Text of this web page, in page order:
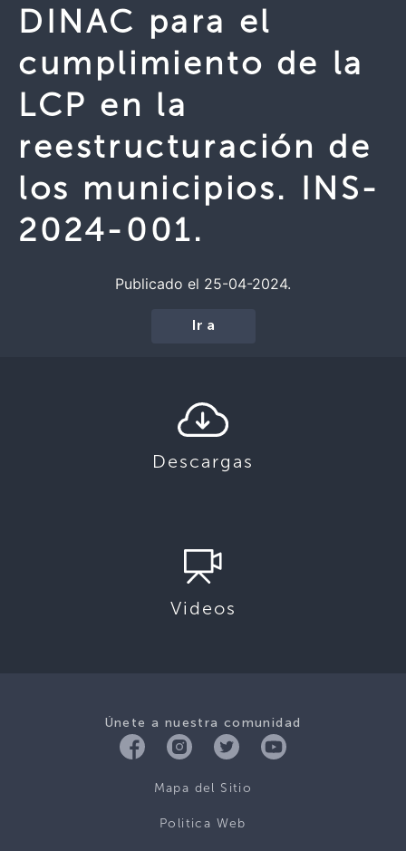
DINAC para el
cumplimiento de la
LCP en la
reestructuración de
los municipios. INS-
2024-001.
Publicado el 25-04-2024.
Ir a
Descargas
Videos
Únete a nuestra comunidad
Mapa del Sitio
Politica Web